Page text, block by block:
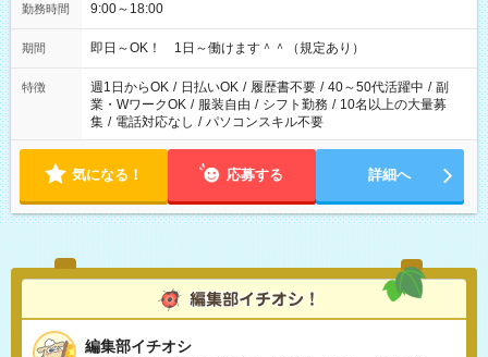
勤務時間 9:00～18:00
期間 即日～OK！ 1日～働けます＾＾（規定あり）
特徴 週1日からOK / 日払いOK / 履歴書不要 / 40～50代活躍中 / 副
業・WワークOK / 服装自由 / シフト勤務 / 10名以上の大量募
集 / 電話対応なし / パソコンスキル不要
気になる！ 応募する 詳細へ
編集部イチオシ